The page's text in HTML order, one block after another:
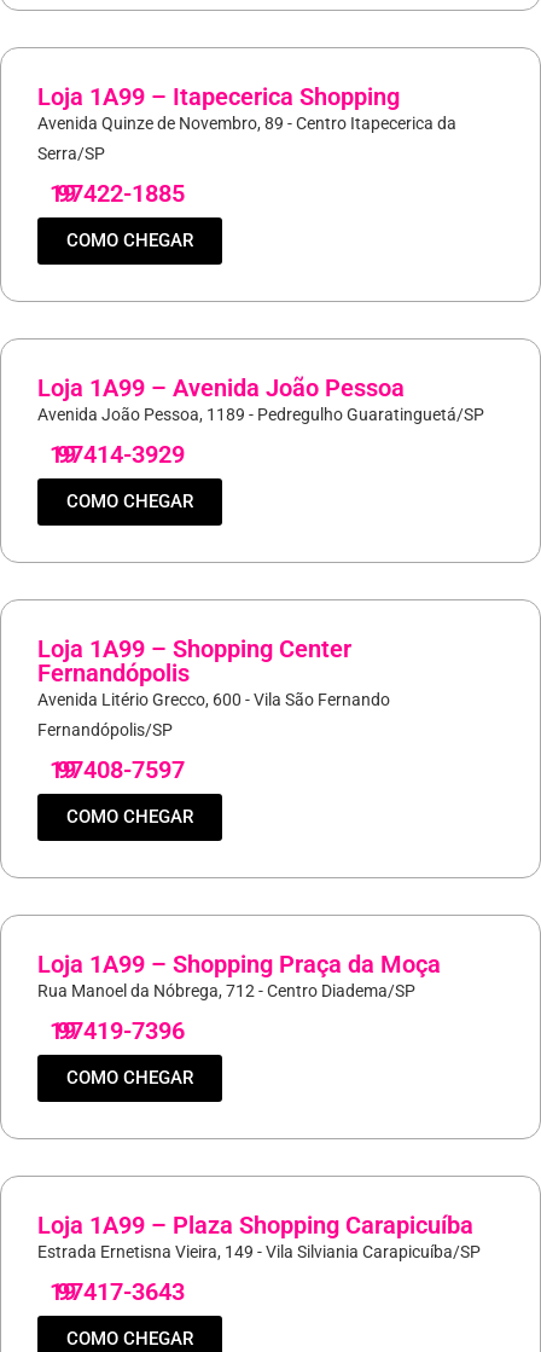
Loja 1A99 – Itapecerica Shopping
Avenida Quinze de Novembro, 89 - Centro Itapecerica da
Serra/SP
19
97422-1885
COMO CHEGAR
Loja 1A99 – Avenida João Pessoa
Avenida João Pessoa, 1189 - Pedregulho Guaratinguetá/SP
19
97414-3929
COMO CHEGAR
Loja 1A99 – Shopping Center
Fernandópolis
Avenida Litério Grecco, 600 - Vila São Fernando
Fernandópolis/SP
19
97408-7597
COMO CHEGAR
Loja 1A99 – Shopping Praça da Moça
Rua Manoel da Nóbrega, 712 - Centro Diadema/SP
19
97419-7396
COMO CHEGAR
Loja 1A99 – Plaza Shopping Carapicuíba
Estrada Ernetisna Vieira, 149 - Vila Silviania Carapicuíba/SP
19
97417-3643
COMO CHEGAR